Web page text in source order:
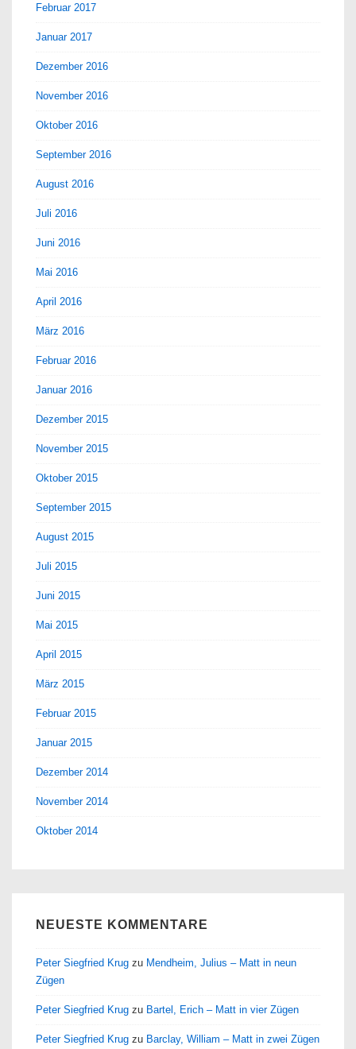
Februar 2017
Januar 2017
Dezember 2016
November 2016
Oktober 2016
September 2016
August 2016
Juli 2016
Juni 2016
Mai 2016
April 2016
März 2016
Februar 2016
Januar 2016
Dezember 2015
November 2015
Oktober 2015
September 2015
August 2015
Juli 2015
Juni 2015
Mai 2015
April 2015
März 2015
Februar 2015
Januar 2015
Dezember 2014
November 2014
Oktober 2014
NEUESTE KOMMENTARE
Peter Siegfried Krug zu Mendheim, Julius – Matt in neun
Zügen
Peter Siegfried Krug zu Bartel, Erich – Matt in vier Zügen
Peter Siegfried Krug zu Barclay, William – Matt in zwei Zügen